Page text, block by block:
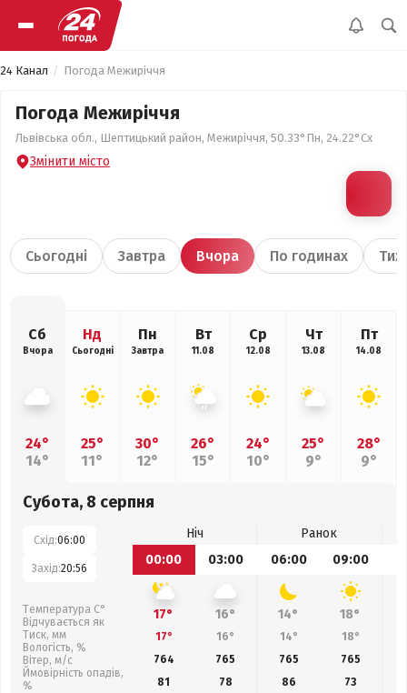
24 Канал Погода Межиріччя
Погода Межиріччя
Львівська обл., Шептицький район, Межиріччя, 50.33°Пн, 24.22°Сх
Змінити місто
Сьогодні Завтра Вчора По годинах
Сб
Вчора
24°
14°
Нд
Сьогодні
25°
11°
Пн
Завтра
30°
12°
Вт
11.08
26°
15°
Ср
12.08
24°
10°
Чт
13.08
25°
9°
Пт
14.08
28°
9°
Субота, 8 серпня
Схід:06:00
Захід:20:56
Температура С°
Відчувається як
Тиск, мм
Вологість, %
Вітер, м/с
Ймовірність опадів,
%
Ніч
Ранок
00:00
03:00 06:00 09:00
17° 16° 14° 18°
17° 16° 14° 18°
764
765 765 765
81
78 86 73